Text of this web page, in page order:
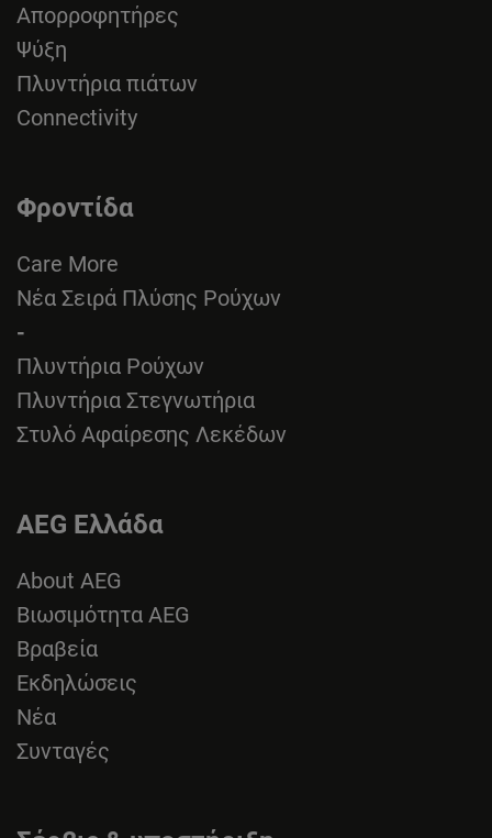
Απορροφητήρες
Ψύξη
Πλυντήρια πιάτων
Connectivity
Φροντίδα
Care More
Νέα Σειρά Πλύσης Ρούχων
-
Πλυντήρια Ρούχων
Πλυντήρια Στεγνωτήρια
Στυλό Αφαίρεσης Λεκέδων
AEG Ελλάδα
About AEG
Βιωσιμότητα AEG
Βραβεία
Εκδηλώσεις
Νέα
Συνταγές